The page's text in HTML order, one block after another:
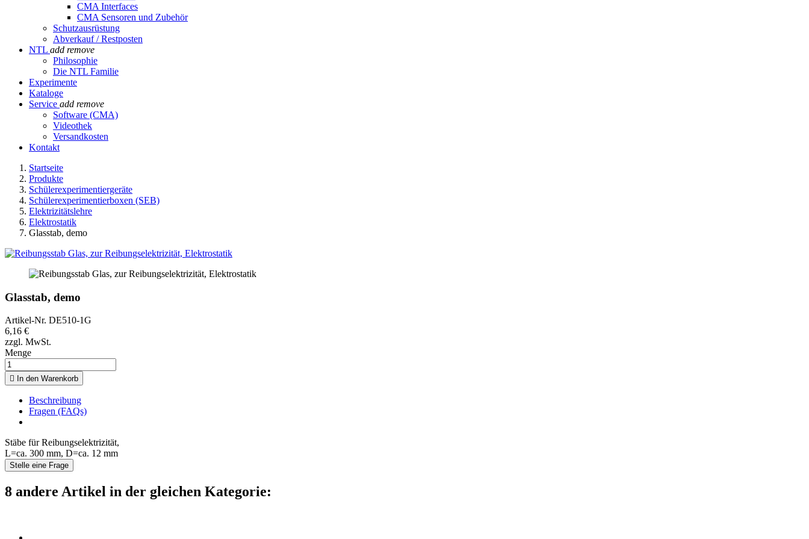
CMA Interfaces
CMA Sensoren und Zubehör
Schutzausrüstung
Abverkauf / Restposten
NTL add remove
Philosophie
Die NTL Familie
Experimente
Kataloge
Service add remove
Software (CMA)
Videothek
Versandkosten
Kontakt
Startseite
Produkte
Schülerexperimentiergeräte
Schülerexperimentierboxen (SEB)
Elektrizitätslehre
Elektrostatik
Glasstab, demo
Glasstab, demo
Artikel-Nr. DE510-1G
6,16 €
zzgl. MwSt.
Menge
 In den Warenkorb
Beschreibung
Fragen (FAQs)
Stäbe für Reibungselektrizität,
L=ca. 300 mm, D=ca. 12 mm
Stelle eine Frage
8 andere Artikel in der gleichen Kategorie: